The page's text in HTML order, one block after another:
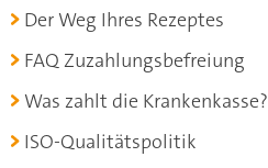
Der Weg Ihres Rezeptes
FAQ Zuzahlungsbefreiung
Was zahlt die Krankenkasse?
ISO-Qualitätspolitik